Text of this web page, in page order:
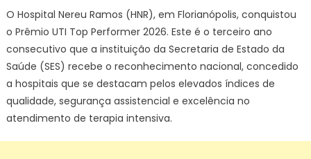
nacional
pelo
terceiro
ano
consecutivo
O Hospital Nereu Ramos (HNR), em Florianópolis, conquistou
o Prêmio UTI Top Performer 2026. Este é o terceiro ano
consecutivo que a instituição da Secretaria de Estado da
Saúde (SES) recebe o reconhecimento nacional, concedido
a hospitais que se destacam pelos elevados índices de
qualidade, segurança assistencial e excelência no
atendimento de terapia intensiva.